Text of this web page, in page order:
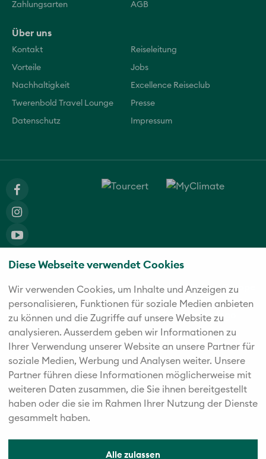
Diese Webseite verwendet Cookies
Wir verwenden Cookies, um Inhalte und Anzeigen zu
personalisieren, Funktionen für soziale Medien anbieten
zu können und die Zugriffe auf unsere Website zu
analysieren. Außerdem geben wir Informationen zu
Ihrer Verwendung unserer Website an unsere Partner für
soziale Medien, Werbung und Analysen weiter. Unsere
Partner führen diese Informationen möglicherweise mit
weiteren Daten zusammen, die Sie ihnen bereitgestellt
haben oder die sie im Rahmen Ihrer Nutzung der Dienste
gesammelt haben.
Alle zulassen
Zahlungsarten AGB
Über uns
Kontakt Reiseleitung
Vorteile Jobs
Nachhaltigkeit Excellence Reiseclub
Twerenbold Travel Lounge Presse
Datenschutz Impressum
Die fünf starken Marken der Twerenbold Reisen Gruppe